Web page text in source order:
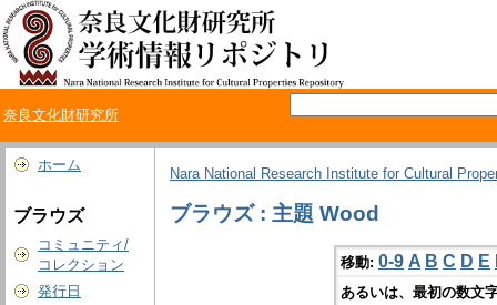
奈良文化財研究所
ホーム
ブラウズ
コミュニティ/
コレクション
発行日
Nara National Research Institute for Cultural
ブラウズ : 主題 Wood
移動: 0-9 A B C D E
あるいは、最初の数文